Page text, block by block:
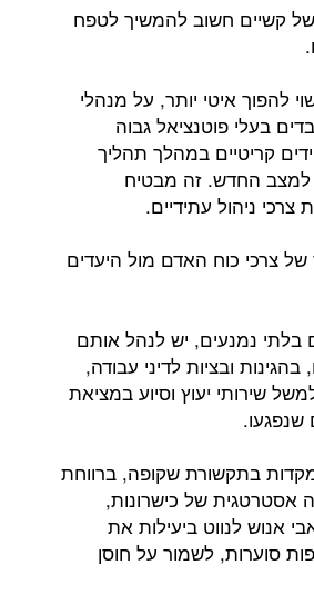
קשיים חשוב להמשיך לטפח
להפוך איטי יותר, על מנהלי
בעלי פוטנציאל גבוה
קריטיים במהלך תהליך
למצב החדש. זה מבטיח
ניהול עתידיים.
צרכי כוח האדם מול היעדים
בלתי נמנעים, יש לנהל אותם
ובציות לדיני עבודה,
שירותי יעוץ וסיוע במציאת
בתקשורת שקופה, ברווחת
אסטרטגית של כישרונות,
אנוש לנווט ביעילות את
סוערות, לשמור על חוסן